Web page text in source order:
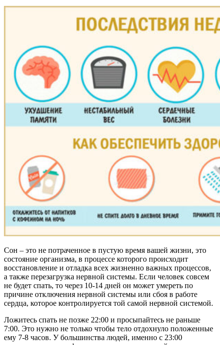
Сон – это не потраченное в пустую время вашей жизни, это
состояние организма, в процессе которого происходит
восстановление и отладка всех жизненно важных процессов,
а также перезагрузка нервной системы. Если человек совсем
не будет спать, то через 10-14 дней он может умереть по
причине отключения нервной системы или сбоя в работе
сердца, которое контролируется той самой нервной системой.
Ложитесь спать не позже 22:00 и просыпайтесь не раньше
7:00. Это нужно не только чтобы тело отдохнуло положенные
ему 7-8 часов. У большинства людей, именно с 23:00